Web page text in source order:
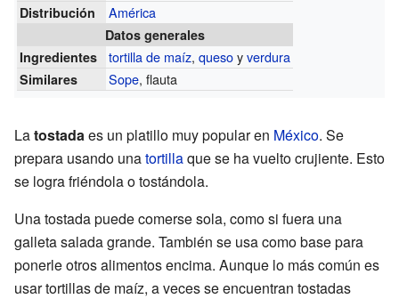
Distribución América
Datos generales
Ingredientes
tortilla de maíz,quesoyverdura
Similares Sope, flauta
Latostadaes un platillo muy popular en México. Se
prepara usando unatortillaque se ha vuelto crujiente. Esto
se logra friéndola o tostándola.
Una tostada puede comerse sola, como si fuera una
galleta salada grande. También se usa como base para
ponerle otros alimentos encima. Aunque lo más común es
usar tortillas de maíz, a veces se encuentran tostadas